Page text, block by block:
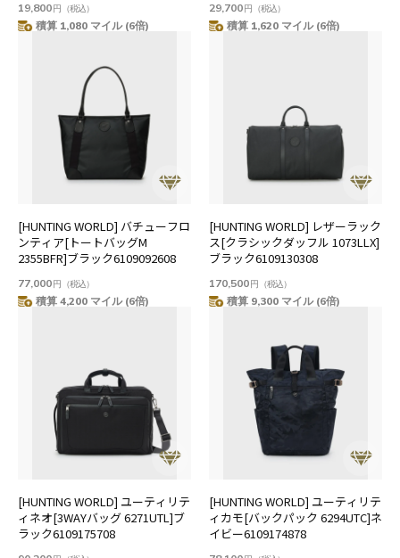
19,800円 （税込）
積算 1,080 マイル (6倍)
29,700円 （税込）
積算 1,620 マイル (6倍)
[HUNTING WORLD] バチューフロ
ンティア[トートバッグM
2355BFR]ブラック6109092608
77,000円 （税込）
積算 4,200 マイル (6倍)
[HUNTING WORLD] レザーラック
ス[クラシックダッフル 1073LLX]
ブラック6109130308
170,500円 （税込）
積算 9,300 マイル (6倍)
[HUNTING WORLD] ユーティリテ
ィネオ[3WAYバッグ 6271UTL]ブ
ラック6109175708
[HUNTING WORLD] ユーティリテ
ィカモ[バックパック 6294UTC]ネ
イビー6109174878